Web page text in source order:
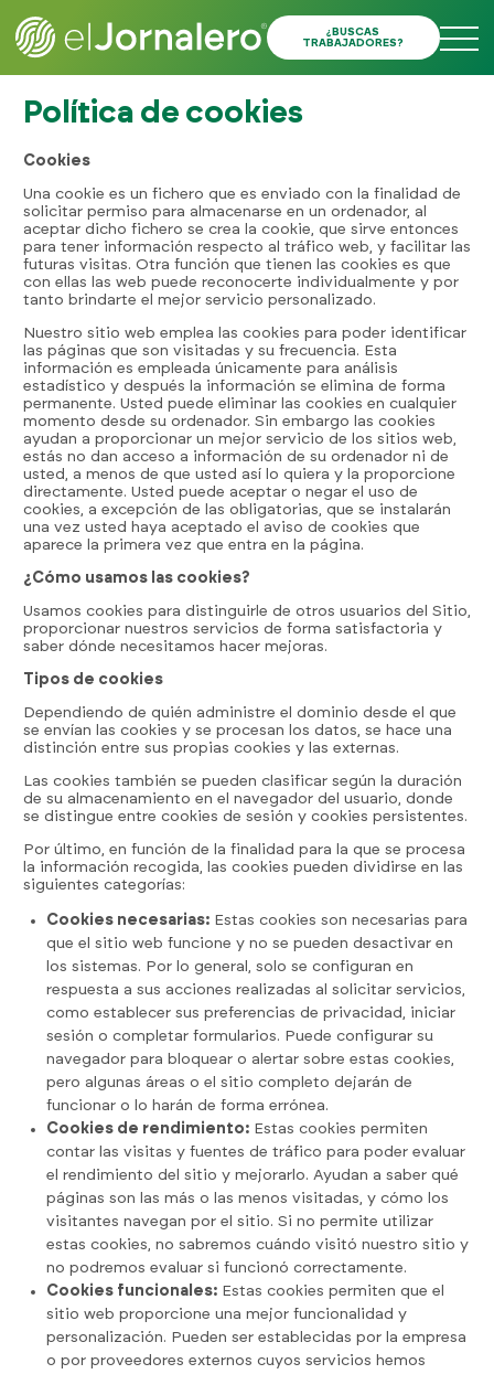
¿BUSCAS
TRABAJADORES?
Política de cookies
Cookies
Una cookie es un fichero que es enviado con la finalidad de
solicitar permiso para almacenarse en un ordenador, al
aceptar dicho fichero se crea la cookie, que sirve entonces
para tener información respecto al tráfico web, y facilitar las
futuras visitas. Otra función que tienen las cookies es que
con ellas las web puede reconocerte individualmente y por
tanto brindarte el mejor servicio personalizado.
Nuestro sitio web emplea las cookies para poder identificar
las páginas que son visitadas y su frecuencia. Esta
información es empleada únicamente para análisis
estadístico y después la información se elimina de forma
permanente. Usted puede eliminar las cookies en cualquier
momento desde su ordenador. Sin embargo las cookies
ayudan a proporcionar un mejor servicio de los sitios web,
estás no dan acceso a información de su ordenador ni de
usted, a menos de que usted así lo quiera y la proporcione
directamente. Usted puede aceptar o negar el uso de
cookies, a excepción de las obligatorias, que se instalarán
una vez usted haya aceptado el aviso de cookies que
aparece la primera vez que entra en la página.
¿Cómo usamos las cookies?
Usamos cookies para distinguirle de otros usuarios del Sitio,
proporcionar nuestros servicios de forma satisfactoria y
saber dónde necesitamos hacer mejoras.
Tipos de cookies
Dependiendo de quién administre el dominio desde el que
se envían las cookies y se procesan los datos, se hace una
distinción entre sus propias cookies y las externas.
Las cookies también se pueden clasificar según la duración
de su almacenamiento en el navegador del usuario, donde
se distingue entre cookies de sesión y cookies persistentes.
Por último, en función de la finalidad para la que se procesa
la información recogida, las cookies pueden dividirse en las
siguientes categorías:
Cookies necesarias: Estas cookies son necesarias para
que el sitio web funcione y no se pueden desactivar en
los sistemas. Por lo general, solo se configuran en
respuesta a sus acciones realizadas al solicitar servicios,
como establecer sus preferencias de privacidad, iniciar
sesión o completar formularios. Puede configurar su
navegador para bloquear o alertar sobre estas cookies,
pero algunas áreas o el sitio completo dejarán de
funcionar o lo harán de forma errónea.
Cookies de rendimiento: Estas cookies permiten
contar las visitas y fuentes de tráfico para poder evaluar
el rendimiento del sitio y mejorarlo. Ayudan a saber qué
páginas son las más o las menos visitadas, y cómo los
visitantes navegan por el sitio. Si no permite utilizar
estas cookies, no sabremos cuándo visitó nuestro sitio y
no podremos evaluar si funcionó correctamente.
Cookies funcionales: Estas cookies permiten que el
sitio web proporcione una mejor funcionalidad y
personalización. Pueden ser establecidas por la empresa
o por proveedores externos cuyos servicios hemos